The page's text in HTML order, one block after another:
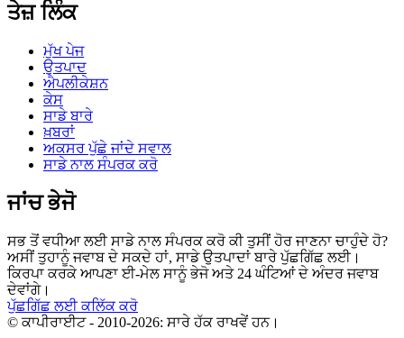
ਤੇਜ਼ ਲਿੰਕ
ਮੁੱਖ ਪੇਜ
ਉਤਪਾਦ
ਐਪਲੀਕੇਸ਼ਨ
ਕੇਸ
ਸਾਡੇ ਬਾਰੇ
ਖ਼ਬਰਾਂ
ਅਕਸਰ ਪੁੱਛੇ ਜਾਂਦੇ ਸਵਾਲ
ਸਾਡੇ ਨਾਲ ਸੰਪਰਕ ਕਰੋ
ਜਾਂਚ ਭੇਜੋ
ਸਭ ਤੋਂ ਵਧੀਆ ਲਈ ਸਾਡੇ ਨਾਲ ਸੰਪਰਕ ਕਰੋ ਕੀ ਤੁਸੀਂ ਹੋਰ ਜਾਣਨਾ ਚਾਹੁੰਦੇ ਹੋ?
ਅਸੀਂ ਤੁਹਾਨੂੰ ਜਵਾਬ ਦੇ ਸਕਦੇ ਹਾਂ, ਸਾਡੇ ਉਤਪਾਦਾਂ ਬਾਰੇ ਪੁੱਛਗਿੱਛ ਲਈ।
ਕਿਰਪਾ ਕਰਕੇ ਆਪਣਾ ਈ-ਮੇਲ ਸਾਨੂੰ ਭੇਜੋ ਅਤੇ 24 ਘੰਟਿਆਂ ਦੇ ਅੰਦਰ ਜਵਾਬ
ਦੇਵਾਂਗੇ।
ਪੁੱਛਗਿੱਛ ਲਈ ਕਲਿੱਕ ਕਰੋ
© ਕਾਪੀਰਾਈਟ - 2010-2026: ਸਾਰੇ ਹੱਕ ਰਾਖਵੇਂ ਹਨ।